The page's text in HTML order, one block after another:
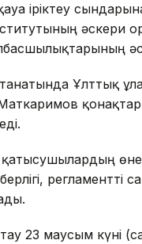
іріктеу
әскери
Ұлттық
қатысушылардың
23 маусым күні